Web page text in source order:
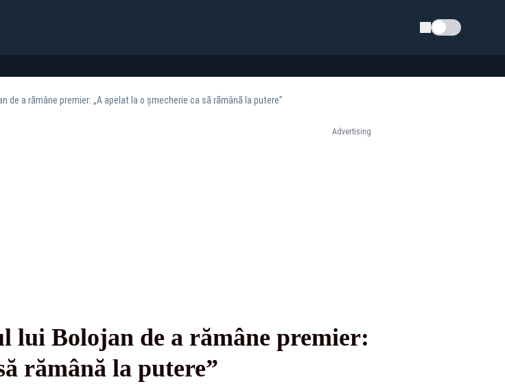
Schimba tema
de a rămâne premier: „A apelat la o șmecherie ca să rămână la putere”
Advertising
lui Bolojan de a rămâne premier:
rămână la putere”